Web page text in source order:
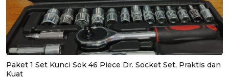
Paket 1 Set Kunci Sok 46 Piece Dr. Socket Set, Praktis dan
Kuat